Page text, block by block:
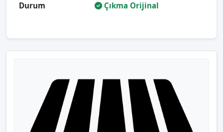
Durum Çıkma Orijinal